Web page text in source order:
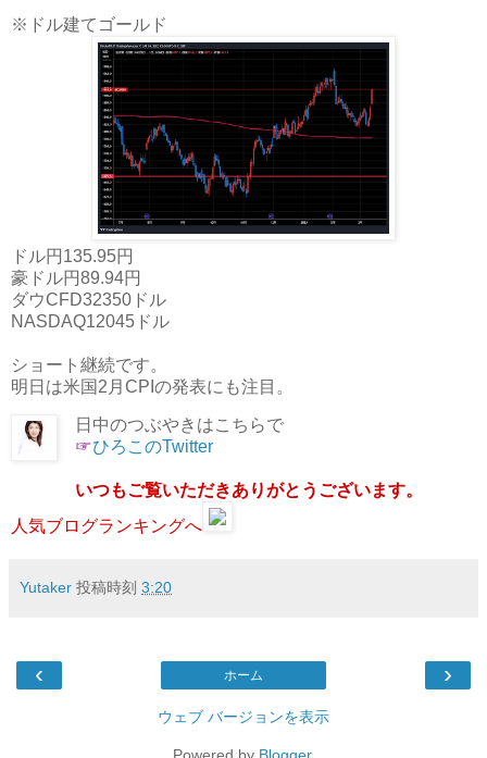
※ドル建てゴールド
ドル円135.95円
豪ドル円89.94円
ダウCFD32350ドル
NASDAQ12045ドル
ショート継続です。
明日は米国2月CPIの発表にも注目。
日中のつぶやきはこちらで
☞ひろこのTwitter
いつもご覧いただきありがとうございます。
人気ブログランキングへ
Yutaker 投稿時刻 3:20
‹ ›
ホーム
ウェブ バージョンを表示